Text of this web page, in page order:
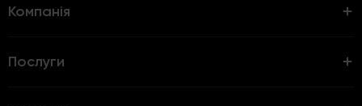
Компанія
Послуги